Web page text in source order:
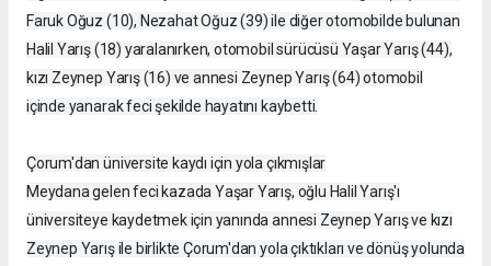
Faruk Oğuz (10), Nezahat Oğuz (39) ile diğer otomobilde bulunan
Halil Yarış (18) yaralanırken, otomobil sürücüsü Yaşar Yarış (44),
kızı Zeynep Yarış (16) ve annesi Zeynep Yarış (64) otomobil
içinde yanarak feci şekilde hayatını kaybetti.
Çorum'dan üniversite kaydı için yola çıkmışlar
Meydana gelen feci kazada Yaşar Yarış, oğlu Halil Yarış'ı
üniversiteye kaydetmek için yanında annesi Zeynep Yarış ve kızı
Zeynep Yarış ile birlikte Çorum'dan yola çıktıkları ve dönüş yolunda